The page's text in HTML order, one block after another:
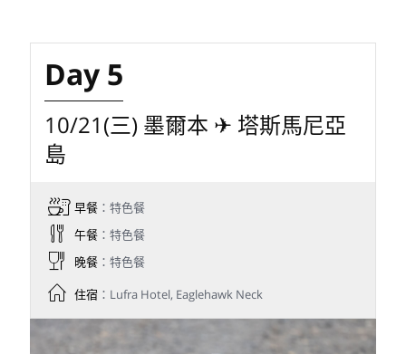
Day 5
10/21(三) 墨爾本 ✈ 塔斯馬尼亞
島
早餐：特色餐
午餐：特色餐
晚餐：特色餐
住宿：Lufra Hotel, Eaglehawk Neck